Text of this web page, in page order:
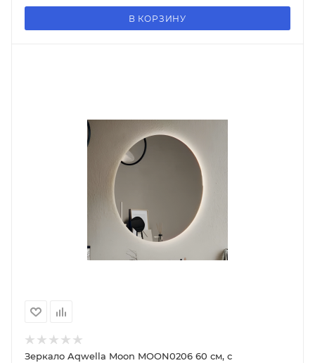
В КОРЗИНУ
Зеркало Aqwella Moon MOON0206 60 см, с